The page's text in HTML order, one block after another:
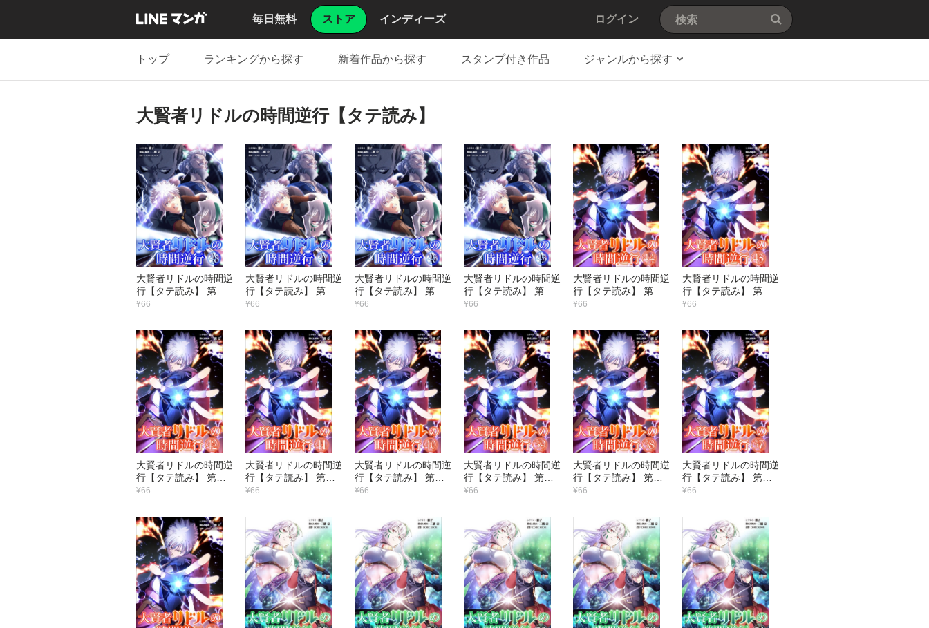
毎日無料 ストア インディーズ ログイン
トップ ランキングから探す 新着作品から探す スタンプ付き作品 ジャンルから探す
大賢者リドルの時間逆行【タテ読み】
大賢者リドルの時間逆
行【タテ読み】 第４
８話 ニンゲンの分際
¥66
大賢者リドルの時間逆
行【タテ読み】 第４
７話 生命樹セリム
¥66
大賢者リドルの時間逆
行【タテ読み】 第４
６話 友人の激励
¥66
大賢者リドルの時間逆
行【タテ読み】 第４
５話 長老様失礼を
¥66
大賢者リドルの時間逆
行【タテ読み】 第４
４話 勝ち筋
¥66
大賢者リドルの時間逆
行【タテ読み】 第４
３話 歯ァ食いしばれ
¥66
大賢者リドルの時間逆
行【タテ読み】 第４
２話 予想以上に
¥66
大賢者リドルの時間逆
行【タテ読み】 第４
１話 ワシが行ってや
¥66
大賢者リドルの時間逆
行【タテ読み】 第４
０話 やりやがった！
¥66
大賢者リドルの時間逆
行【タテ読み】 第３
９話 魔術教団の襲撃
¥66
大賢者リドルの時間逆
行【タテ読み】 第３
８話 火霊竜・サラマ
¥66
大賢者リドルの時間逆
行【タテ読み】 第３
７話 竜の息吹
¥66